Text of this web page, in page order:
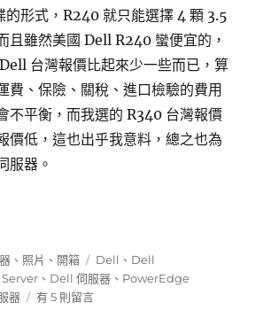
的形式，R240 就只能選擇 4 顆 3.5
且雖然美國 Dell R240 蠻便宜的，
台灣報價比起來少一些而已，算
費、保險、關稅、進口檢驗的費用
不平衡，而我選的 R340 台灣報價
價低，這也出乎我意料，總之也為
服器。
R340 開箱〉
、 照片 、 開箱
標
籤
Dell 、 Dell
、 Dell 伺服器 、 PowerEdge
器
在
有 5 則留言